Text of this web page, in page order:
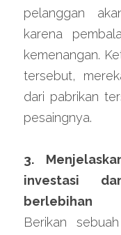
pelanggan
karena
kemenangan.
tersebut,
dari pabrikan
pesaingnya.
3.
investasi
berlebihan
Berikan